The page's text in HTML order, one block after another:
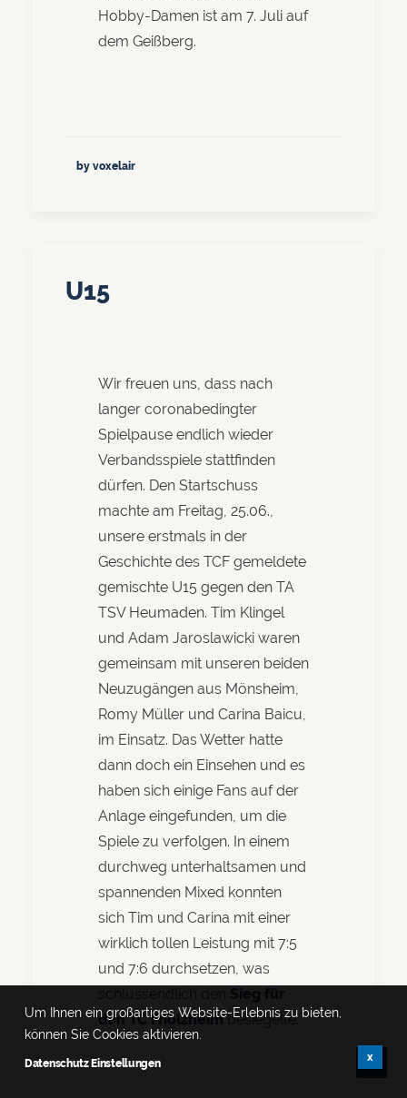
Hobby-Damen ist am 7. Juli auf
dem Geißberg.
by voxelair
U15
Wir freuen uns, dass nach
langer coronabedingter
Spielpause endlich wieder
Verbandsspiele stattfinden
dürfen. Den Startschuss
machte am Freitag, 25.06.,
unsere erstmals in der
Geschichte des TCF gemeldete
gemischte U15 gegen den TA
TSV Heumaden. Tim Klingel
und Adam Jaroslawicki waren
gemeinsam mit unseren beiden
Neuzugängen aus Mönsheim,
Romy Müller und Carina Baicu,
im Einsatz. Das Wetter hatte
dann doch ein Einsehen und es
haben sich einige Fans auf der
Anlage eingefunden, um die
Spiele zu verfolgen. In einem
durchweg unterhaltsamen und
spannenden Mixed konnten
sich Tim und Carina mit einer
wirklich tollen Leistung mit 7:5
und 7:6 durchsetzen, was
den TC Friolzheimbesiegelte.
Um Ihnen ein großartiges Website-Erlebnis zu bieten,
können Sie Cookies aktivieren.
Datenschutz Einstellungen x